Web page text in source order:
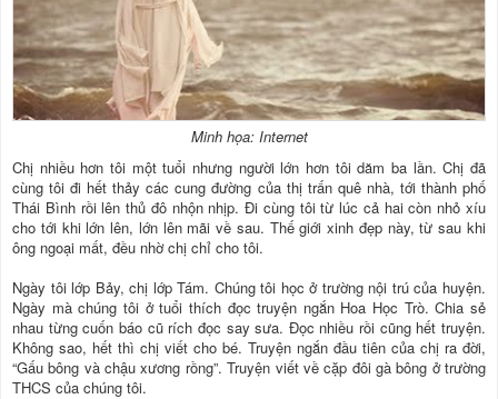
Minh họa: Internet
Chị nhiều hơn tôi một tuổi nhưng người lớn hơn tôi dăm ba lần. Chị đã
cùng tôi đi hết thảy các cung đường của thị trấn quê nhà, tới thành phố
Thái Bình rồi lên thủ đô nhộn nhịp. Đi cùng tôi từ lúc cả hai còn nhỏ xíu
cho tới khi lớn lên, lớn lên mãi về sau. Thế giới xinh đẹp này, từ sau khi
ông ngoại mất, đều nhờ chị chỉ cho tôi.
Ngày tôi lớp Bảy, chị lớp Tám. Chúng tôi học ở trường nội trú của huyện.
Ngày mà chúng tôi ở tuổi thích đọc truyện ngắn Hoa Học Trò. Chia sẻ
nhau từng cuốn báo cũ rích đọc say sưa. Đọc nhiều rồi cũng hết truyện.
Không sao, hết thì chị viết cho bé. Truyện ngắn đầu tiên của chị ra đời,
“Gấu bông và chậu xương rồng”. Truyện viết về cặp đôi gà bông ở trường
THCS của chúng tôi.